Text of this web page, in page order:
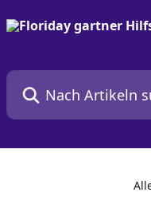
Nach Artikeln suchen …